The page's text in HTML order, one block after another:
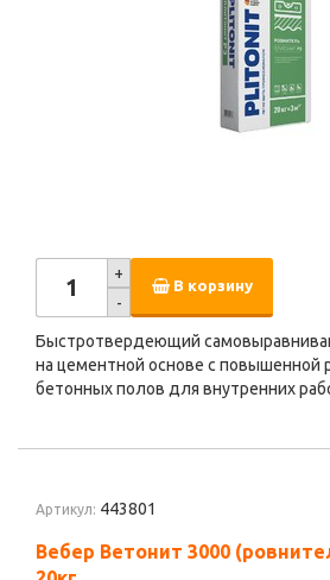
+
-
В корзину
Быстротвердеющий
на цементной основе с повышенной
бетонных полов для внутренних
Артикул: 443801
Вебер Ветонит 3000